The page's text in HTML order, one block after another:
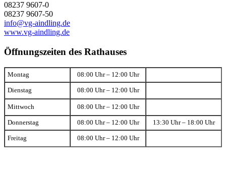
08237 9607-0
08237 9607-50
info@vg-aindling.de
www.vg-aindling.de
Öffnungszeiten des Rathauses
Montag 08:00 Uhr – 12:00 Uhr
Dienstag 08:00 Uhr – 12:00 Uhr
Mittwoch 08:00 Uhr – 12:00 Uhr
Donnerstag 08:00 Uhr – 12:00 Uhr 13:30 Uhr – 18:00 Uhr
Freitag 08:00 Uhr – 12:00 Uhr